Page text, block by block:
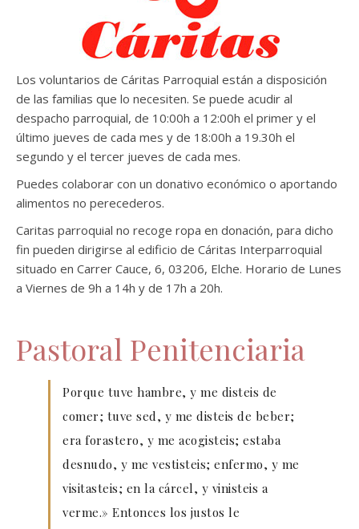
Los voluntarios de Cáritas Parroquial están a disposición
de las familias que lo necesiten. Se puede acudir al
despacho parroquial, de 10:00h a 12:00h el primer y el
último jueves de cada mes y de 18:00h a 19.30h el
segundo y el tercer jueves de cada mes.
Puedes colaborar con un donativo económico o aportando
alimentos no perecederos.
Caritas parroquial no recoge ropa en donación, para dicho
fin pueden dirigirse al edificio de Cáritas Interparroquial
situado en Carrer Cauce, 6, 03206, Elche. Horario de Lunes
a Viernes de 9h a 14h y de 17h a 20h.
Pastoral Penitenciaria
Porque tuve hambre, y me disteis de
comer; tuve sed, y me disteis de beber;
era forastero, y me acogisteis; estaba
desnudo, y me vestisteis; enfermo, y me
visitasteis; en la cárcel, y vinisteis a
verme.» Entonces los justos le